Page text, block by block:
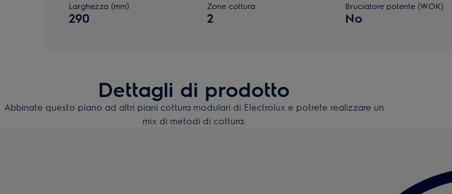
Larghezza (mm)
290
Zone cottura
2
Bruciatore potente (WOK)
No
Dettagli di prodotto
Abbinate questo piano ad altri piani cottura modulari di Electrolux e potrete realizzare un
mix di metodi di cottura.